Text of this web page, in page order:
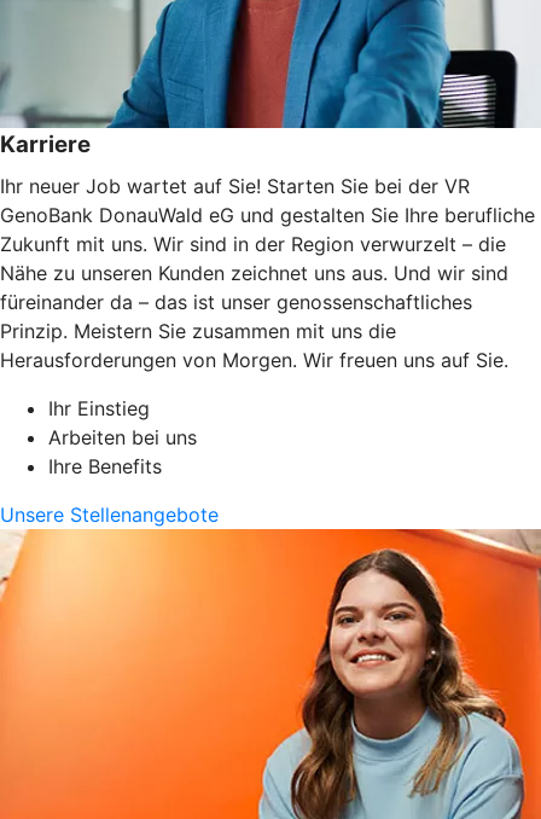
Karriere
Ihr neuer Job wartet auf Sie! Starten Sie bei der VR
GenoBank DonauWald eG und gestalten Sie Ihre berufliche
Zukunft mit uns. Wir sind in der Region verwurzelt – die
Nähe zu unseren Kunden zeichnet uns aus. Und wir sind
füreinander da – das ist unser genossenschaftliches
Prinzip. Meistern Sie zusammen mit uns die
Herausforderungen von Morgen. Wir freuen uns auf Sie.
Ihr Einstieg
Arbeiten bei uns
Ihre Benefits
Unsere Stellenangebote